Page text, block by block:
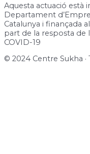
Aquesta actuació està
Departament
Catalunya i finançada
part de la resposta de
COVID-19
© 2024 Centre Sukha